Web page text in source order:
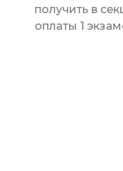
получить в
оплаты 1